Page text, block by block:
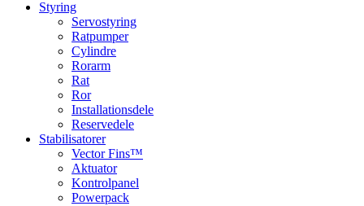
Styring
Servostyring
Ratpumper
Cylindre
Rorarm
Rat
Ror
Installationsdele
Reservedele
Stabilisatorer
Vector Fins™
Aktuator
Kontrolpanel
Powerpack